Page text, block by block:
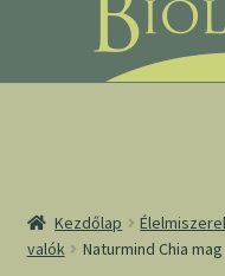
navigációhoz
tartalomba
Kezdőlap
valók
Naturmind Chia